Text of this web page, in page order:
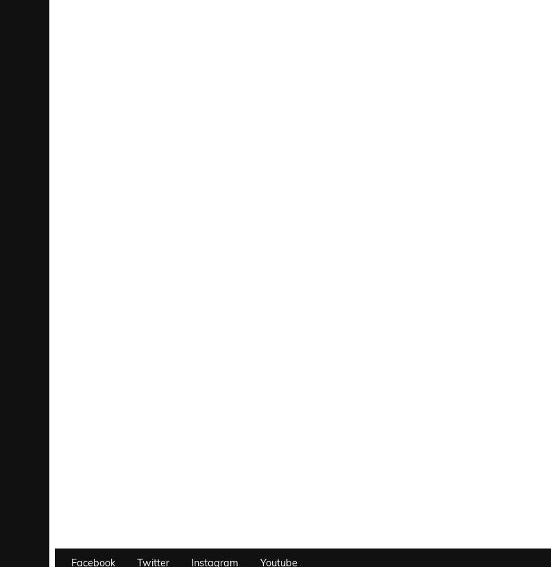
Facebook Twitter Instagram Youtube